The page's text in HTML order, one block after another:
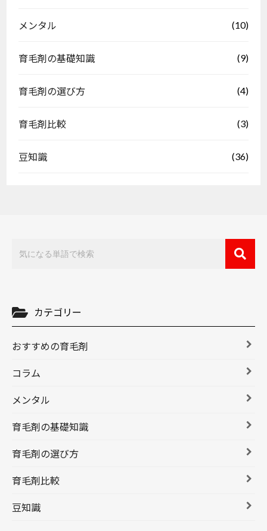
メンタル (10)
育毛剤の基礎知識 (9)
育毛剤の選び方 (4)
育毛剤比較 (3)
豆知識 (36)
カテゴリー
おすすめの育毛剤
コラム
メンタル
育毛剤の基礎知識
育毛剤の選び方
育毛剤比較
豆知識